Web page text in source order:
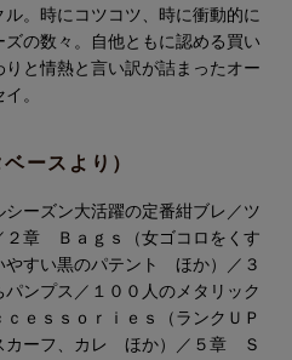
。時にコツコツ、時に衝動的に
の数々。自他ともに認める買い
と情熱と言い訳が詰まったオー
。
ースより）
ーズン大活躍の定番紺ブレ／ツ
章 Ｂａｇｓ（女ゴコロをくす
やすい黒のパテント ほか）／３
ンプス／１００人のメタリック
ｅｓｓｏｒｉｅｓ（ランクＵＰ
カーフ、カレ ほか）／５章 Ｓ